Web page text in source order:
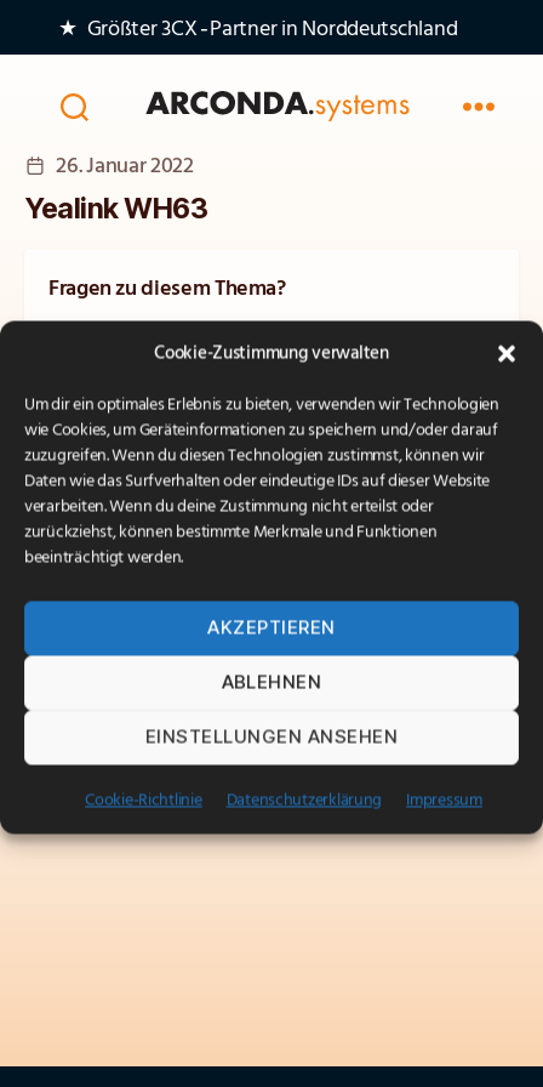
Cookie-Zustimmung verwalten
Um dir ein optimales Erlebnis zu bieten, verwenden wir Technologien
wie Cookies, um Geräteinformationen zu speichern und/oder darauf
zuzugreifen. Wenn du diesen Technologien zustimmst, können wir
Daten wie das Surfverhalten oder eindeutige IDs auf dieser Website
verarbeiten. Wenn du deine Zustimmung nicht erteilst oder
zurückziehst, können bestimmte Merkmale und Funktionen
beeinträchtigt werden.
AKZEPTIEREN
ABLEHNEN
EINSTELLUNGEN ANSEHEN
Cookie-Richtlinie Datenschutzerklärung Impressum
★ Größter 3CX‑Partner in Norddeutschland
Veröffentlichungsdatum
26. Januar 2022
Yealink WH63
Fragen zu diesem Thema?
Unsere Experten beraten Sie gerne persönlich und
unverbindlich.
Kontakt